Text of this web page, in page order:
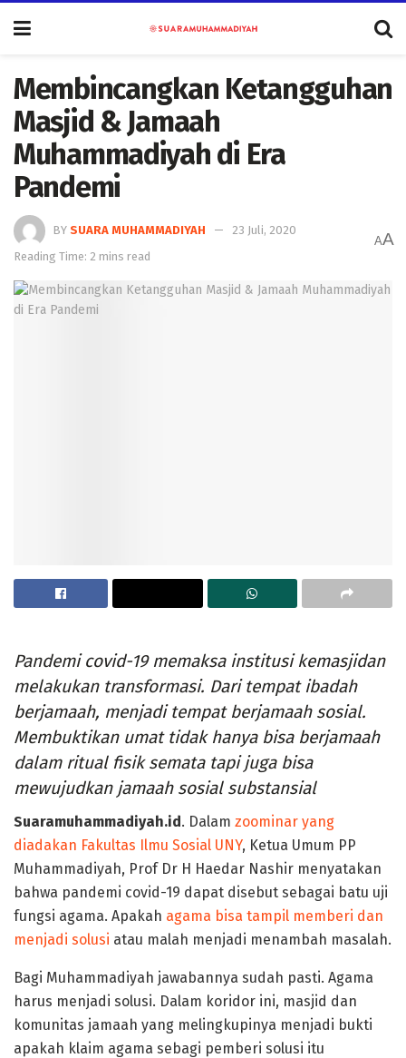
Membincangkan Ketangguhan
Masjid & Jamaah
Muhammadiyah di Era
Pandemi
BY SUARA MUHAMMADIYAH
23 Juli, 2020
Reading Time: 2 mins read
AA
Pandemi covid-19 memaksa institusi kemasjidan
melakukan transformasi. Dari tempat ibadah
berjamaah, menjadi tempat berjamaah sosial.
Membuktikan umat tidak hanya bisa berjamaah
dalam ritual fisik semata tapi juga bisa
mewujudkan jamaah sosial substansial
Suaramuhammadiyah.id. Dalam zoominar yang
diadakan Fakultas Ilmu Sosial UNY, Ketua Umum PP
Muhammadiyah, Prof Dr H Haedar Nashir menyatakan
bahwa pandemi covid-19 dapat disebut sebagai batu uji
fungsi agama. Apakah agama bisa tampil memberi dan
menjadi solusi atau malah menjadi menambah masalah.
Bagi Muhammadiyah jawabannya sudah pasti. Agama
harus menjadi solusi. Dalam koridor ini, masjid dan
komunitas jamaah yang melingkupinya menjadi bukti
apakah klaim agama sebagi pemberi solusi itu